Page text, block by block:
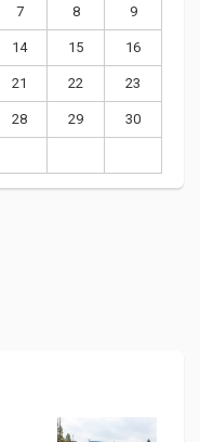
7 8 9
14 15 16
21 22 23
28 29 30